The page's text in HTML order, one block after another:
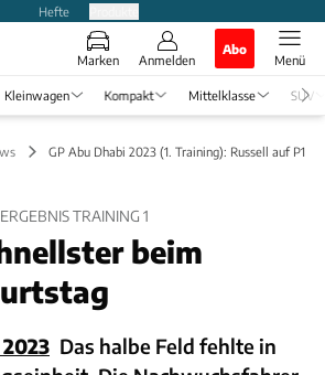
Hefte
Marken Anmelden
Abo
Menü
Kleinwagen Kompakt Mittelklasse SUV
GP Abu Dhabi 2023 (1. Training): Russell auf P1
TRAINING 1
beim
Das halbe Feld fehlte in